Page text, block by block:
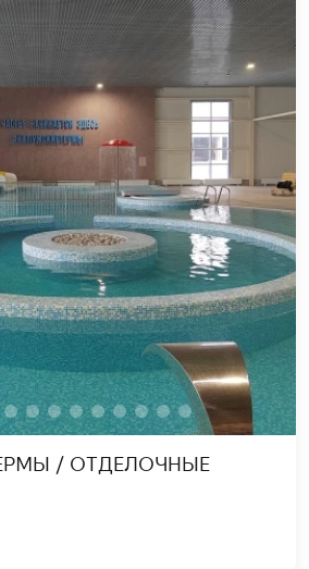
/ ОТДЕЛОЧНЫЕ